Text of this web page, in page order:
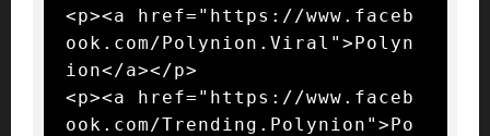
<p><a href="https://www.faceb
ook.com/Polynion.Viral">Polyn
ion</a></p>
<p><a href="https://www.faceb
ook.com/Trending.Polynion">Po